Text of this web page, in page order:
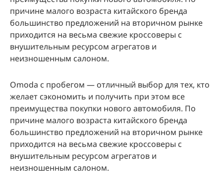
причине малого возраста китайского бренда
большинство предложений на вторичном рынке
приходится на весьма свежие кроссоверы с
внушительным ресурсом агрегатов и
неизношенным салоном.
Omoda с пробегом — отличный выбор для тех, кто
желает сэкономить и получить при этом все
преимущества покупки нового автомобиля. По
причине малого возраста китайского бренда
большинство предложений на вторичном рынке
приходится на весьма свежие кроссоверы с
внушительным ресурсом агрегатов и
неизношенным салоном.